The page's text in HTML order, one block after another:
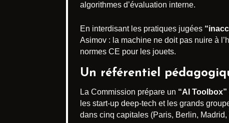
algorithmes d’évaluation interne.
En interdisant les pratiques jugées
Asimov : la machine ne doit pas nuire à
normes CE pour les jouets.
Un référentiel
La Commission prépare un “AI Toolbox”
les start-up deep-tech et les grands
dans cinq capitales (Paris, Berlin,